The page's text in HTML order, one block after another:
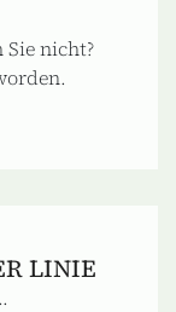
nicht?
LINIE